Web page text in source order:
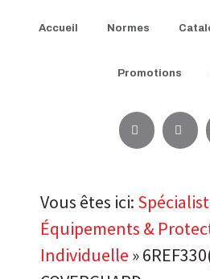
Accueil Normes
Promotions
Vous êtes ici:
Équipements &
Individuelle »